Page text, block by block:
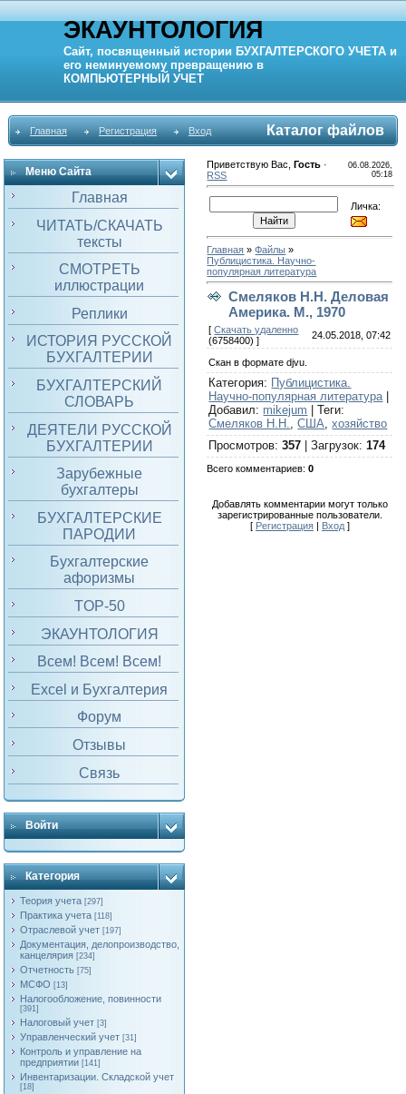
ЭКАУНТОЛОГИЯ
Сайт, посвященный истории БУХГАЛТЕРСКОГО УЧЕТА и
его неминуемому превращению в
КОМПЬЮТЕРНЫЙ УЧЕТ
Главная Регистрация Вход Каталог файлов
Меню Сайта
Главная
ЧИТАТЬ/СКАЧАТЬ
тексты
СМОТРЕТЬ
иллюстрации
Реплики
ИСТОРИЯ РУССКОЙ
БУХГАЛТЕРИИ
БУХГАЛТЕРСКИЙ
СЛОВАРЬ
ДЕЯТЕЛИ РУССКОЙ
БУХГАЛТЕРИИ
Зарубежные
бухгалтеры
БУХГАЛТЕРСКИЕ
ПАРОДИИ
Бухгалтерские
афоризмы
TOP-50
ЭКАУНТОЛОГИЯ
Всем! Всем! Всем!
Excel и Бухгалтерия
Форум
Отзывы
Связь
Войти
Категория
Теория учета [297]
Практика учета [118]
Отраслевой учет [197]
Документация, делопроизводство,
канцелярия [234]
Отчетность [75]
МСФО [13]
Налогообложение, повинности
[391]
Налоговый учет [3]
Управленческий учет [31]
Контроль и управление на
предприятии [141]
Инвентаризации. Складской учет
[18]
Приветствую Вас ,Гость ·
RSS
06.08.2026,
05:18
Личка:
Главная »Файлы »
Публицистика. Научно-
популярная литература
Смеляков Н.Н. Деловая
Америка. М., 1970
[Скачать удаленно
(6758400) ]
24.05.2018, 07:42
Скан в формате djvu.
Категория: Публицистика.
Научно-популярная литература|
Добавил: mikejum |Теги:
Смеляков Н.Н.,США,хозяйство
Просмотров:357 |Загрузок:174
Всего комментариев:0
Добавлять комментарии могут только
зарегистрированные пользователи.
[ Регистрация| Вход]